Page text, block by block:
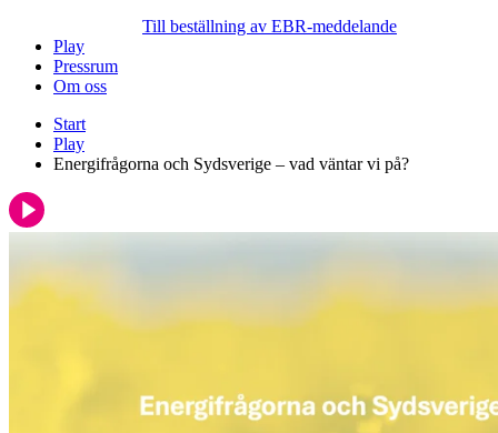
Till beställning av EBR-meddelande
Play
Pressrum
Om oss
Start
Play
Energifrågorna och Sydsverige – vad väntar vi på?